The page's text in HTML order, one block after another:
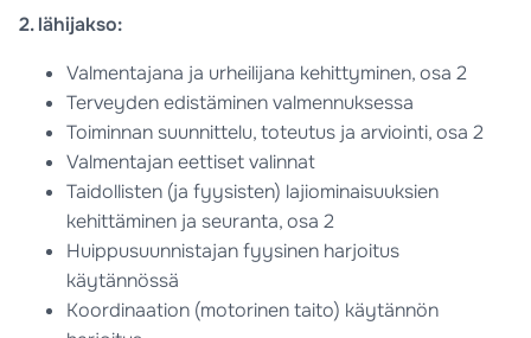
2. lähijakso:
Valmentajana ja urheilijana kehittyminen, osa 2
Terveyden edistäminen valmennuksessa
Toiminnan suunnittelu, toteutus ja arviointi, osa 2
Valmentajan eettiset valinnat
Taidollisten (ja fyysisten) lajiominaisuuksien
kehittäminen ja seuranta, osa 2
Huippusuunnistajan fyysinen harjoitus
käytännössä
Koordinaation (motorinen taito) käytännön